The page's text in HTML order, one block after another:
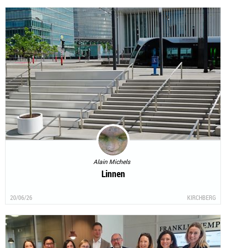
Alain Michels
Linnen
20/06/26 KIRCHBERG